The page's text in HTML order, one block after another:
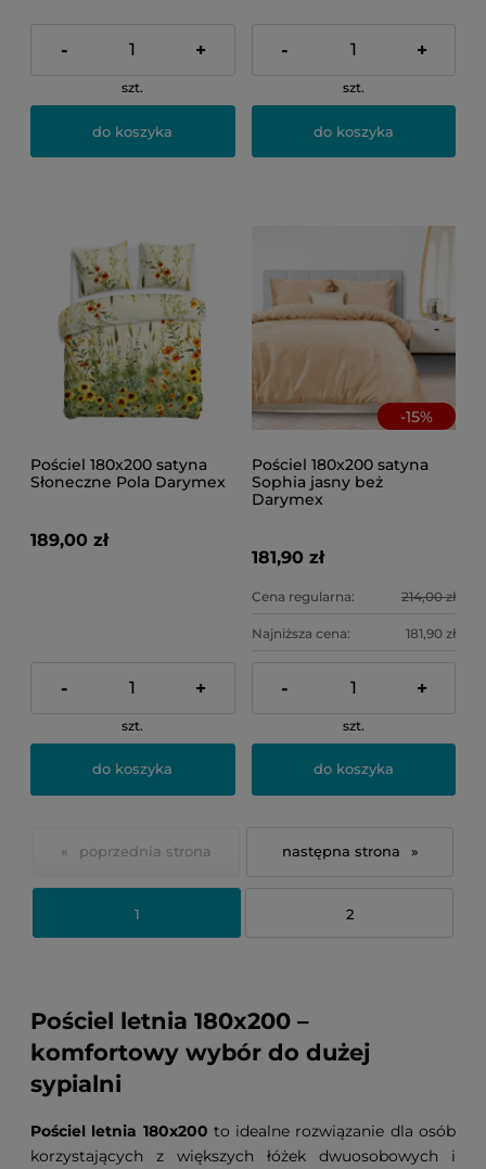
- +
szt.
do koszyka
- +
szt.
do koszyka
Pościel 180x200 satyna
Słoneczne Pola Darymex
189,00 zł
- +
szt.
do koszyka
-15%
Pościel 180x200 satyna
Sophia jasny beż
Darymex
181,90 zł
Cena regularna: 214,00 zł
Najniższa cena: 181,90 zł
- +
szt.
do koszyka
«
1 2
»
Pościel letnia 180x200 –
komfortowy wybór do dużej
sypialni
Pościel letnia 180x200 to idealne rozwiązanie dla osób
korzystających z większych łóżek dwuosobowych i